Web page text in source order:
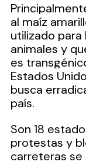
al maíz
utilizado
animales y
es
Estados
busca
país.
Son 18
protestas y
carreteras se